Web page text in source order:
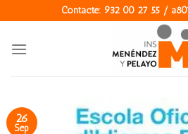
to
content
Contacte: 932 00 27 55 /
26
Sep